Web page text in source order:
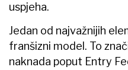
uspjeha.
Jedan od najvažnijih
franšizni model. To
naknada poput Entry